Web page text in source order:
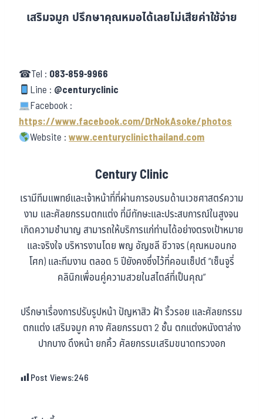
เสริมจมูก ปรึกษาคุณหมอได้เลยไม่เสียค่าใช้จ่าย
☎Tel : 083-859-9966
Line : @centuryclinic
Facebook :
https://www.facebook.com/DrNokAsoke/photos
Website :www.centuryclinicthailand.com
Century Clinic
เรามีทีมแพทย์และเจ้าหน้าที่ที่ผ่านการอบรมด้านเวชศาสตร์ความ
งาม และศัลยกรรมตกแต่ง ที่มีทักษะและประสบการณ์ในสูงจน
เกิดความชำนาญ สามารถให้บริการแก่ท่านได้อย่างตรงเป้าหมาย
และจริงใจ บริหารงานโดย พญ อัญชลี ชีวาจร (คุณหมอนกอ
โศก) และทีมงาน ตลอด 5 ปียังคงซึ่งไว้ที่คอนเซ็ปต์ “เซ็นจูรี่
คลินิกเพื่อนคู่ความสวยในสไตล์ที่เป็นคุณ”
ปรึกษาเรื่องการปรับรูปหน้า ปัญหาสิว ฝ้า ริ้วรอย และศัลยกรรม
ตกแต่ง เสริมจมูก คาง ศัลยกรรมตา 2 ชั้น ตกแต่งหนังตาล่าง
ปากบาง ดึงหน้า ยกคิ้ว ศัลยกรรมเสริมขนาดทรวงอก
Post Views:246